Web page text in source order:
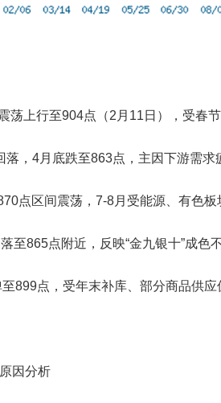
荡上行至904点（2月11日），受春
落，4月底跌至863点，主因下游需
点区间震荡，7-8月受能源、有色
落至865点附近，反映“金九银十”成色
至899点，受年末补库、部分商品供
因分析